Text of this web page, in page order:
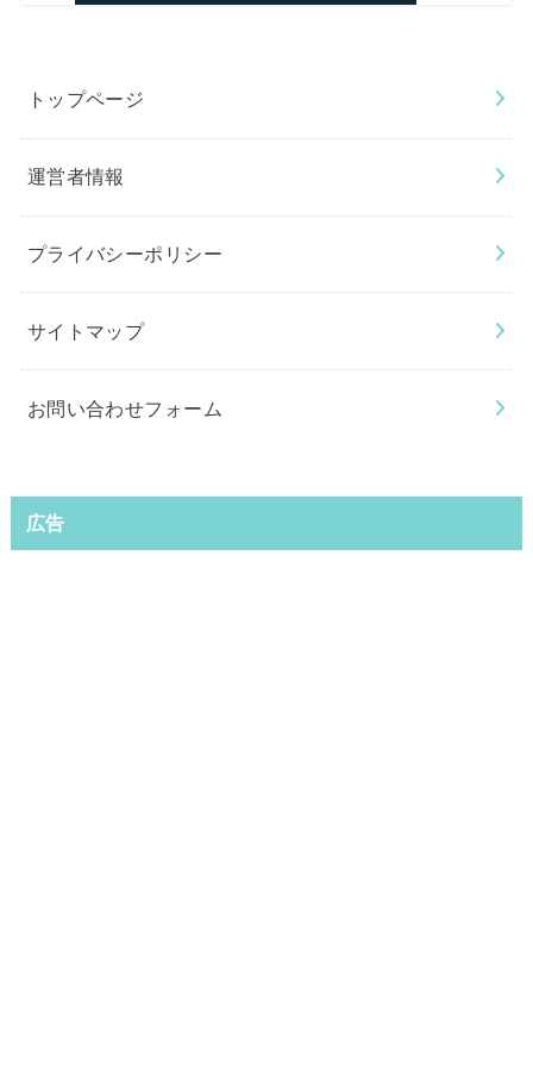
トップページ
運営者情報
プライバシーポリシー
サイトマップ
お問い合わせフォーム
広告